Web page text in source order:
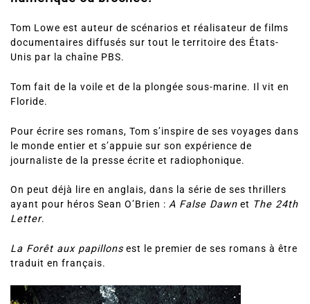
Tom Lowe est auteur de scénarios et réalisateur de films
documentaires diffusés sur tout le territoire des États-
Unis par la chaîne PBS.
Tom fait de la voile et de la plongée sous-marine. Il vit en
Floride.
Pour écrire ses romans, Tom s’inspire de ses voyages dans
le monde entier et s’appuie sur son expérience de
journaliste de la presse écrite et radiophonique.
On peut déjà lire en anglais, dans la série de ses thrillers
ayant pour héros Sean O’Brien : A False Dawn et The 24th
Letter.
La Forêt aux papillons est le premier de ses romans à être
traduit en français.